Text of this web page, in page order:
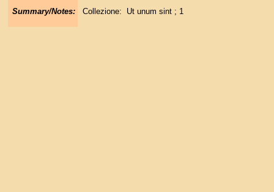
Summary/Notes: Collezione: Ut unum sint ; 1